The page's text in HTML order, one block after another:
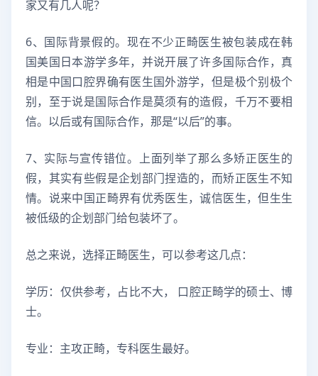
家又有几人呢？
6、国际背景假的。现在不少正畸医生被包装成在韩
国美国日本游学多年，并说开展了许多国际合作，真
相是中国口腔界确有医生国外游学，但是极个别极个
别，至于说是国际合作是莫须有的造假，千万不要相
信。以后或有国际合作，那是“以后”的事。
7、实际与宣传错位。上面列举了那么多矫正医生的
假，其实有些假是企划部门捏造的，而矫正医生不知
情。说来中国正畸界有优秀医生，诚信医生，但生生
被低级的企划部门给包装坏了。
总之来说，选择正畸医生，可以参考这几点：
学历：仅供参考，占比不大， 口腔正畸学的硕士、博
士。
专业：主攻正畸，专科医生最好。